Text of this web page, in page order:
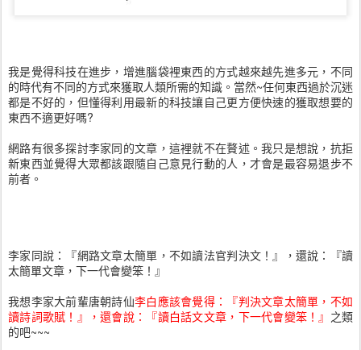
我是覺得科技在進步，增進腦袋裡東西的方式越來越先進多元，不同
的時代有不同的方式來獲取人類所需的知識。當然~任何東西過於沉迷
都是不好的，但懂得利用最新的科技讓自己更方便快速的獲取想要的
東西不適更好嗎?
網路有很多探討李家同的文章，這裡就不在贅述。我只是想說，抗拒
新東西並覺得大眾都該跟隨自己意見行動的人，才會是最容易退步不
前者。
李家同說：『網路文章太簡單，不如讀法官判決文！』，還說：『讀
太簡單文章，下一代會變笨！』
我想李家大前輩唐朝詩仙李白應該會覺得：
『判決文章太簡單，不如
讀詩詞歌賦！』，還會說：『讀白話文文章，下一代會變笨！』 之類
的吧~~~